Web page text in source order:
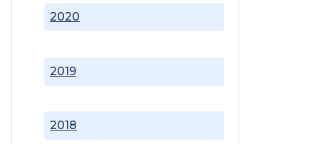
2018
2019
2020